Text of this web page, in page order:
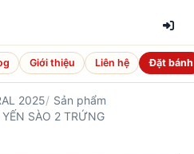
Giới thiệu Liên hệ Đặt bánh
2025
Sản phẩm
SÀO 2 TRỨNG